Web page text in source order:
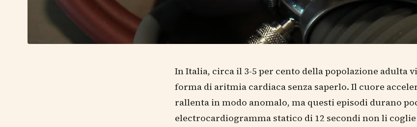
In Italia, circa il 3-5 per cento della popolazione adulta
forma di aritmia cardiaca senza saperlo. Il cuore
rallenta in modo anomalo, ma questi episodi durano
electrocardiogramma statico di 12 secondi non li